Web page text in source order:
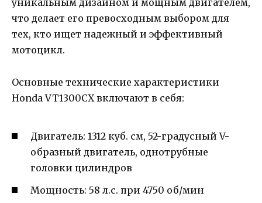
уникальным дизайном и мощным двигателем,
что делает его превосходным выбором для
тех, кто ищет надежный и эффективный
мотоцикл.
Основные технические характеристики
Honda VT1300CX включают в себя:
Двигатель: 1312 куб. см, 52-градусный V-
образный двигатель, однотрубные
головки цилиндров
Мощность: 58 л.с. при 4750 об/мин